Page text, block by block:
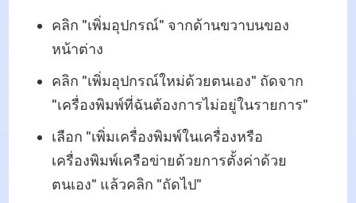
คลิก "เพิ่มอุปกรณ์" จากด้านขวาบนของ
หน้าต่าง
คลิก "เพิ่มอุปกรณ์ใหม่ด้วยตนเอง" ถัดจาก
"เครื่องพิมพ์ที่ฉันต้องการไม่อยู่ในรายการ"
เลือก "เพิ่มเครื่องพิมพ์ในเครื่องหรือ
เครื่องพิมพ์เครือข่ายด้วยการตั้งค่าด้วย
ตนเอง" แล้วคลิก "ถัดไป"